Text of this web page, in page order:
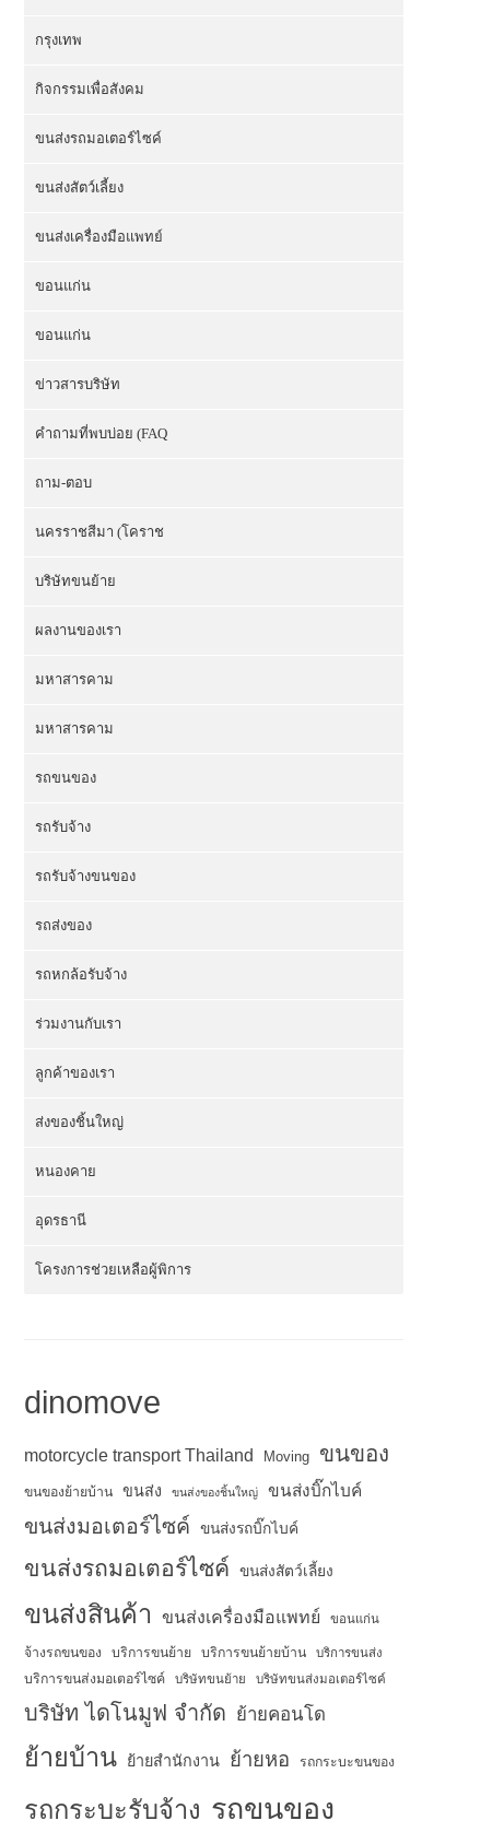
กรุงเทพ
กิจกรรมเพื่อสังคม
ขนส่งรถมอเตอร์ไซค์
ขนส่งสัตว์เลี้ยง
ขนส่งเครื่องมือแพทย์
ขอนแก่น
ขอนแก่น
ข่าวสารบริษัท
คำถามที่พบบ่อย (FAQ
ถาม-ตอบ
นครราชสีมา (โคราช
บริษัทขนย้าย
ผลงานของเรา
มหาสารคาม
มหาสารคาม
รถขนของ
รถรับจ้าง
รถรับจ้างขนของ
รถส่งของ
รถหกล้อรับจ้าง
ร่วมงานกับเรา
ลูกค้าของเรา
ส่งของชิ้นใหญ่
หนองคาย
อุดรธานี
โครงการช่วยเหลือผู้พิการ
dinomove
motorcycle transport Thailand Moving ขนของ
ขนของย้ายบ้าน ขนส่ง ขนส่งของชิ้นใหญ่ ขนส่งบิ๊กไบค์
ขนส่งมอเตอร์ไซค์ ขนส่งรถบิ๊กไบค์
ขนส่งรถมอเตอร์ไซค์ ขนส่งสัตว์เลี้ยง
ขนส่งสินค้า ขนส่งเครื่องมือแพทย์ ขอนแก่น
จ้างรถขนของ บริการขนย้าย บริการขนย้ายบ้าน บริการขนส่ง
บริการขนส่งมอเตอร์ไซค์ บริษัทขนย้าย บริษัทขนส่งมอเตอร์ไซค์
บริษัท ไดโนมูฟ จำกัด ย้ายคอนโด
ย้ายบ้าน ย้ายสำนักงาน ย้ายหอ รถกระบะขนของ
รถกระบะรับจ้าง รถขนของ